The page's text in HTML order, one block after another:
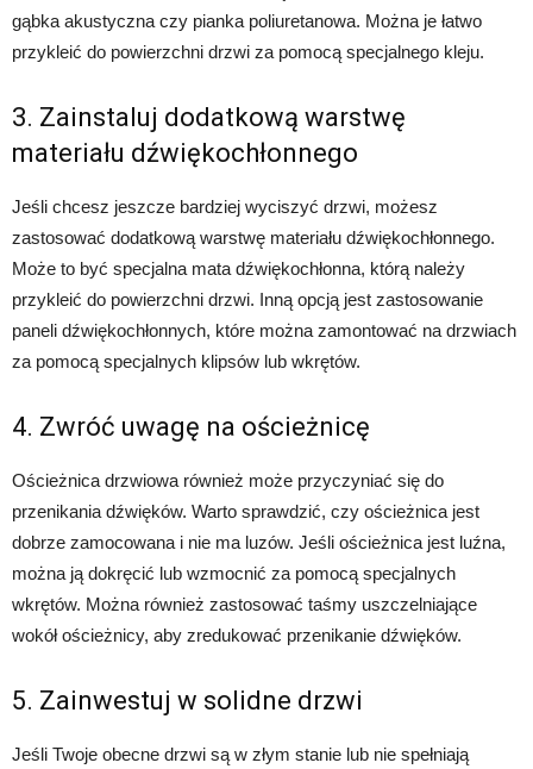
gąbka akustyczna czy pianka poliuretanowa. Można je łatwo
przykleić do powierzchni drzwi za pomocą specjalnego kleju.
3. Zainstaluj dodatkową warstwę
materiału dźwiękochłonnego
Jeśli chcesz jeszcze bardziej wyciszyć drzwi, możesz
zastosować dodatkową warstwę materiału dźwiękochłonnego.
Może to być specjalna mata dźwiękochłonna, którą należy
przykleić do powierzchni drzwi. Inną opcją jest zastosowanie
paneli dźwiękochłonnych, które można zamontować na drzwiach
za pomocą specjalnych klipsów lub wkrętów.
4. Zwróć uwagę na ościeżnicę
Ościeżnica drzwiowa również może przyczyniać się do
przenikania dźwięków. Warto sprawdzić, czy ościeżnica jest
dobrze zamocowana i nie ma luzów. Jeśli ościeżnica jest luźna,
można ją dokręcić lub wzmocnić za pomocą specjalnych
wkrętów. Można również zastosować taśmy uszczelniające
wokół ościeżnicy, aby zredukować przenikanie dźwięków.
5. Zainwestuj w solidne drzwi
Jeśli Twoje obecne drzwi są w złym stanie lub nie spełniają